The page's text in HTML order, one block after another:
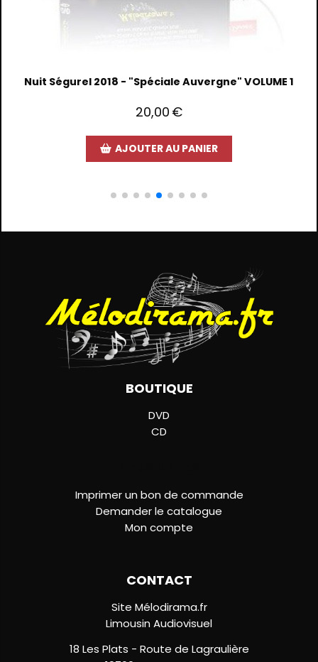
Nuit Ségurel 2018 - "Spéciale Auvergne" VOLUME 1
20,00 €
AJOUTER AU PANIER
BOUTIQUE
DVD
CD
Imprimer un bon de commande
Demander le catalogue
Mon compte
CONTACT
Site Mélodirama.fr
Limousin Audiovisuel
18 Les Plats - Route de Lagraulière